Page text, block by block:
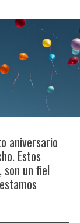
aniversario
Estos
son un fiel